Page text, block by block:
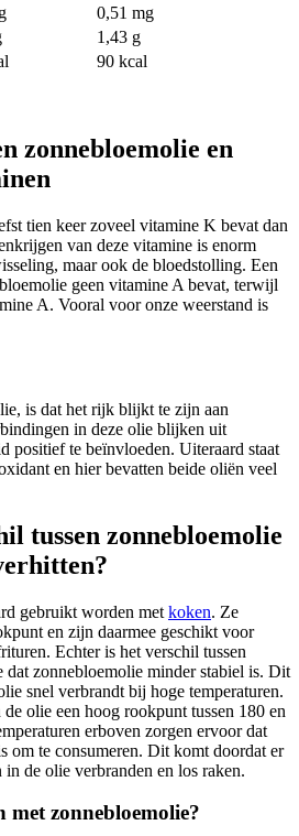
0,51 mg
1,43 g
90 kcal
zonnebloemolie en
tien keer zoveel vitamine K bevat dan
van deze vitamine is enorm
maar ook de bloedstolling. Een
geen vitamine A bevat, terwijl
A. Vooral voor onze weerstand is
is dat het rijk blijkt te zijn aan
in deze olie blijken uit
positief te beïnvloeden. Uiteraard staat
en hier bevatten beide oliën veel
tussen zonnebloemolie
gebruikt worden met koken. Ze
en zijn daarmee geschikt voor
Echter is het verschil tussen
zonnebloemolie minder stabiel is. Dit
snel verbrandt bij hoge temperaturen.
olie een hoog rookpunt tussen 180 en
erboven zorgen ervoor dat
om te consumeren. Dit komt doordat er
de olie verbranden en los raken.
zonnebloemolie?